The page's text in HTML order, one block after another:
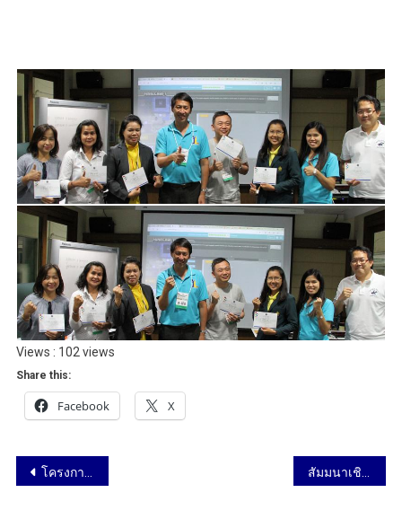
Views : 102 views
Share this:
Facebook X
โครงการอบรมเชิงปฏิบัติการ “การจัดการเรียนรู้ตามธรรมชาติของสมอง” ณ ม.ศรีปทุม 15-16 ตุลาคม 2562